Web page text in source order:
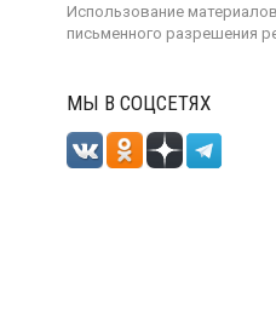
Использование
письменного разрешения
МЫ В СОЦСЕТЯХ